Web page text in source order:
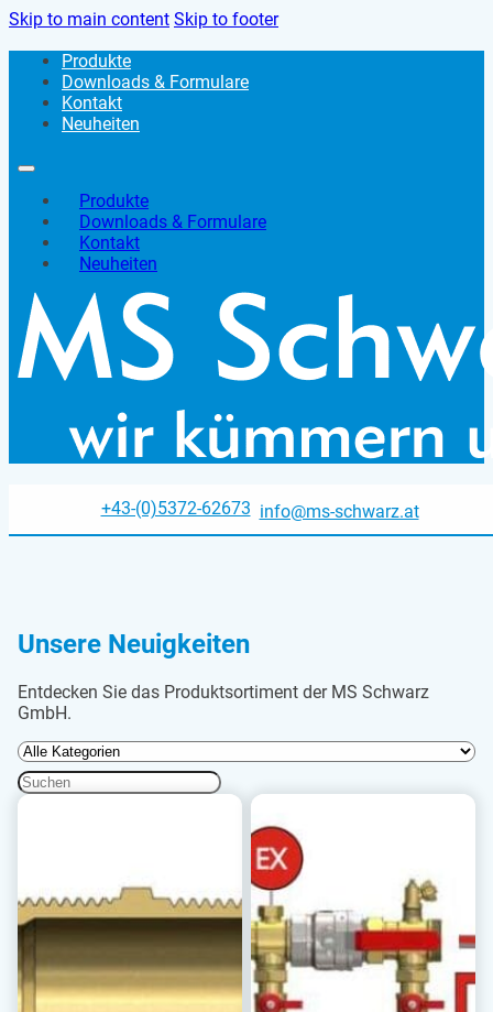
Skip to main content Skip to footer
Produkte
Downloads & Formulare
Kontakt
Neuheiten
Produkte
Downloads & Formulare
Kontakt
Neuheiten
+43-(0)5372-62673 info@ms-schwarz.at
Unsere Neuigkeiten
Entdecken Sie das Produktsortiment der MS Schwarz
GmbH.